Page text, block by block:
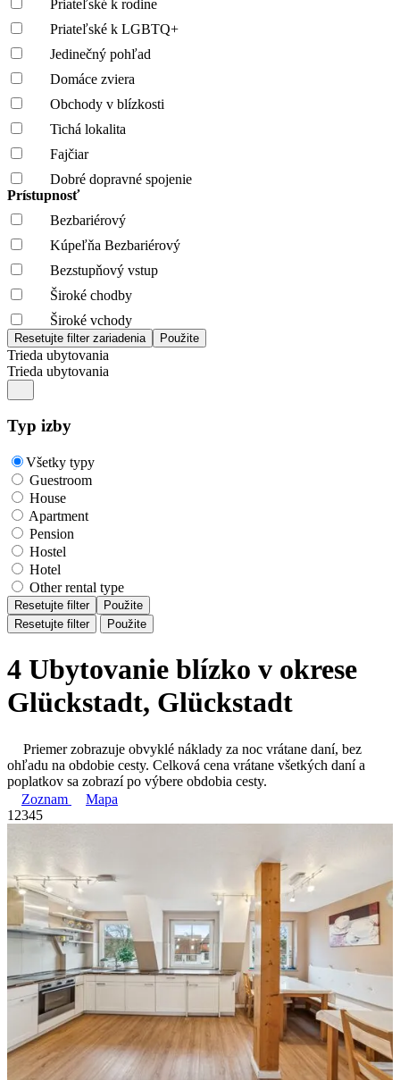
Priateľské k rodine
Priateľské k LGBTQ+
Jedinečný pohľad
Domáce zviera
Obchody v blízkosti
Tichá lokalita
Fajčiar
Dobré dopravné spojenie
Prístupnosť
Bezbariérový
Kúpeľňa Bezbariérový
Bezstupňový vstup
Široké chodby
Široké vchody
Trieda ubytovania
Trieda ubytovania
Typ izby
Všetky typy
Guestroom
House
Apartment
Pension
Hostel
Hotel
Other rental type
Resetujte filter
Použite
Resetujte filter
Použite
4 Ubytovanie blízko v okrese
Glückstadt, Glückstadt
Priemer zobrazuje obvyklé náklady za noc vrátane daní, bez
ohľadu na obdobie cesty. Celková cena vrátane všetkých daní a
poplatkov sa zobrazí po výbere obdobia cesty.
Zoznam
Mapa
1 2345